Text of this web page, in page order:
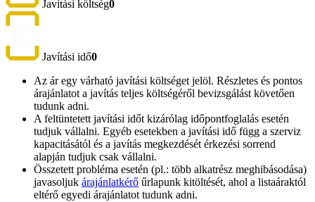
Javítási költség0
Javítási idő0
Az ár egy várható javítási költséget jelöl. Részletes és pontos
árajánlatot a javítás teljes költségéről bevizsgálást követően
tudunk adni.
A feltüntetett javítási időt kizárólag időpontfoglalás esetén
tudjuk vállalni. Egyéb esetekben a javítási idő függ a szerviz
kapacitásától és a javítás megkezdését érkezési sorrend
alapján tudjuk csak vállalni.
Összetett probléma esetén (pl.: több alkatrész meghibásodása)
javasoljuk árajánlatkérő űrlapunk kitöltését, ahol a listaáraktól
eltérő egyedi árajánlatot tudunk adni.